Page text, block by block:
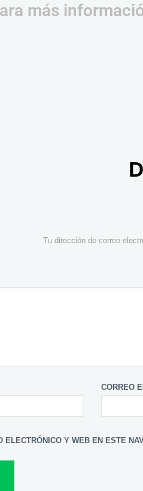
más
Tu dirección de correo
CORREO
ELECTRÓNICO Y WEB EN ESTE